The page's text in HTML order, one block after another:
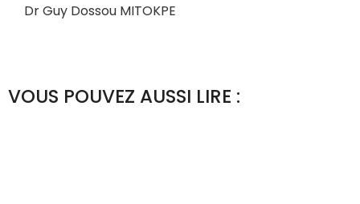
Dr Guy Dossou MITOKPE
VOUS POUVEZ AUSSI LIRE :